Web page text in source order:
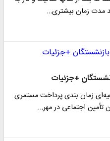
مدت زمان بیشتری…
+جزئیات
زمان بندی پرداخت مستمری
تأمین اجتماعی در مهر…